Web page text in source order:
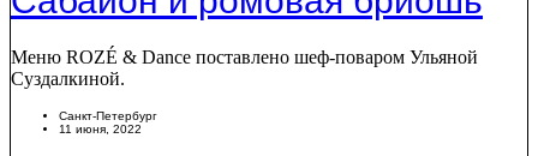
Меню ROZÉ & Dance поставлено шеф-поваром Ульяной
Суздалкиной.
Санкт-Петербург
11 июня, 2022